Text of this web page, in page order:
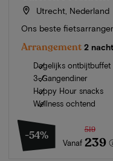
Utrecht, Nederland
Ons beste
Arrangement 2
Dagelijks ontbijtbuffet
3-Gangendiner
Happy Hour snacks
Wellness ochtend
-54%
Vanaf
519
239